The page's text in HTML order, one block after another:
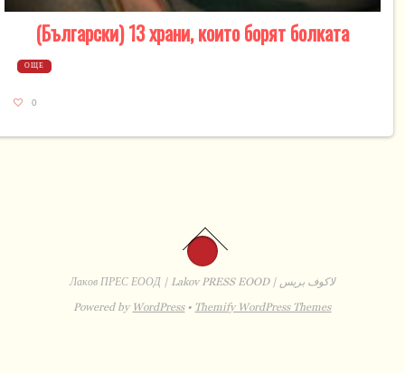
(Български) 13 храни, които борят болката
ОЩЕ
0
Лаков ПРЕС ЕООД | Lakov PRESS EOOD | لاكوف بريس
Powered by WordPress• Themify WordPress Themes